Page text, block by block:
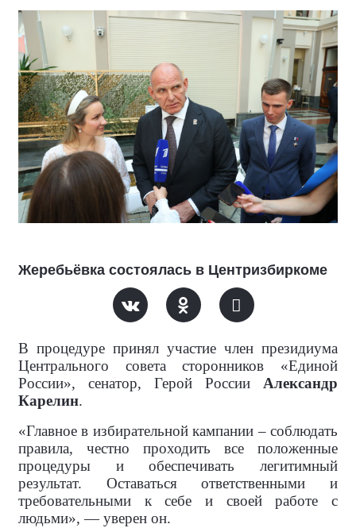
Жеребьёвка состоялась в Центризбиркоме
В процедуре принял участие член президиума
Центрального совета сторонников «Единой
России», сенатор, Герой России Александр
Карелин.
«Главное в избирательной кампании – соблюдать
правила, честно проходить все положенные
процедуры и обеспечивать легитимный
результат. Оставаться ответственными и
требовательными к себе и своей работе с
людьми», — уверен он.